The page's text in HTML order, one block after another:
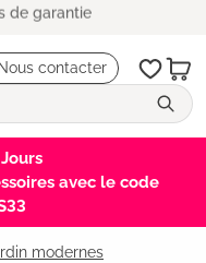
de garantie
Nous contacter
avec le code
modernes